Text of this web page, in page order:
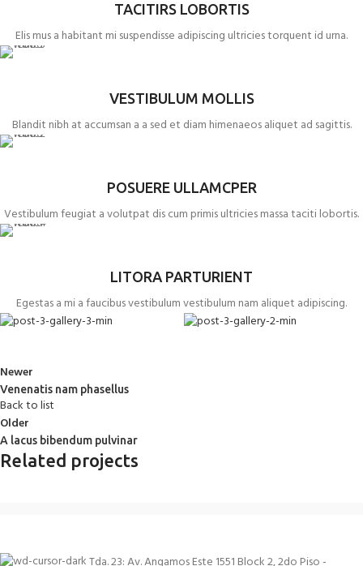
TACITIRS LOBORTIS
Elis mus a habitant mi suspendisse adipiscing ultricies torquent id urna.
VESTIBULUM MOLLIS
Blandit nibh at accumsan a a sed et diam himenaeos aliquet ad sagittis.
POSUERE ULLAMCPER
Vestibulum feugiat a volutpat dis cum primis ultricies massa taciti lobortis.
LITORA PARTURIENT
Egestas a mi a faucibus vestibulum vestibulum nam aliquet adipiscing.
Newer
Venenatis nam phasellus
Back to list
Older
A lacus bibendum pulvinar
Related projects
Tda. 23: Av. Angamos Este 1551 Block 2, 2do Piso -